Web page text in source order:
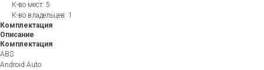
К-во мест: 5
К-во владельцев: 1
Комплектация
Описание
Комплектация
ABS
Android Auto